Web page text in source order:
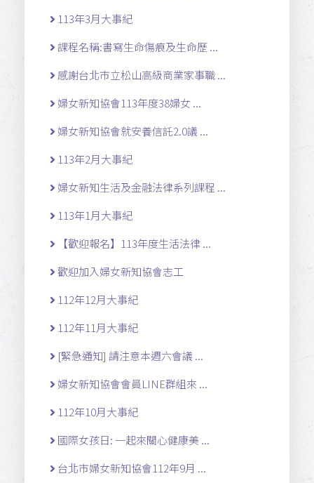
113年3月大事紀
課程名稱:書寫生命傷痕及生命歷 ...
感謝台北市立松山高級商業家事職 ...
婦女新知協會113年度38婦女 ...
婦女新知協會就安養信託2.0議 ...
113年2月大事紀
婦女新知生活及金融法律系列課程 ...
113年1月大事紀
【歡迎報名】113年度生活法律 ...
歡迎加入婦女新知協會志工
112年12月大事紀
112年11月大事紀
[緊急通知] 請注意本週六會議 ...
婦女新知協會會員LINE群組來 ...
112年10月大事紀
國際女孩日: 一起來關心健康美 ...
台北市婦女新知協會112年9月 ...